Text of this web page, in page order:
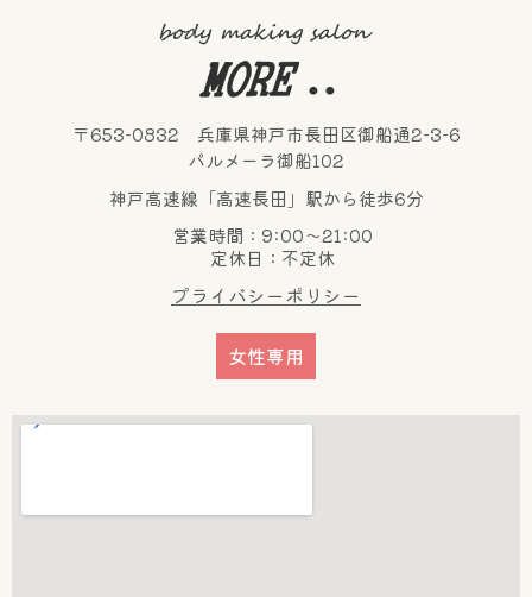
〒653-0832 兵庫県神戸市長田区御船通2-3-6
パルメーラ御船102
神戸高速線「高速長田」駅から徒歩6分
営業時間：9:00～21:00
定休日：不定休
プライバシーポリシー
女性専用